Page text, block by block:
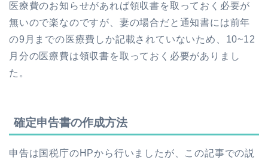
医療費のお知らせがあれば領収書を取っておく必要が
無いので楽なのですが、妻の場合だと通知書には前年
の9月までの医療費しか記載されていないため、10~12
月分の医療費は領収書を取っておく必要がありまし
た。
確定申告書の作成方法
申告は国税庁のHPから行いましたが、この記事での説